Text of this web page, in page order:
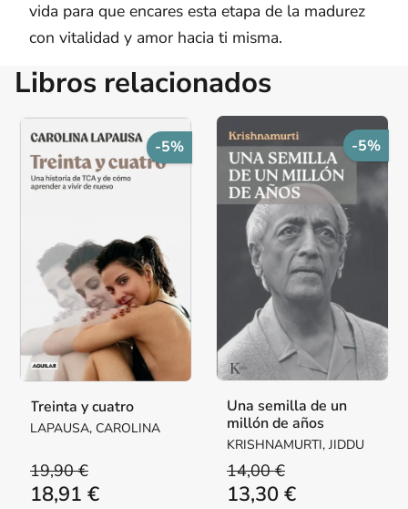
vida para que encares esta etapa de la madurez
con vitalidad y amor hacia ti misma.
Libros relacionados
-5%
Treinta y cuatro
LAPAUSA, CAROLINA
19,90 €
18,91 €
-5%
Una semilla de un
millón de años
KRISHNAMURTI, JIDDU
14,00 €
13,30 €